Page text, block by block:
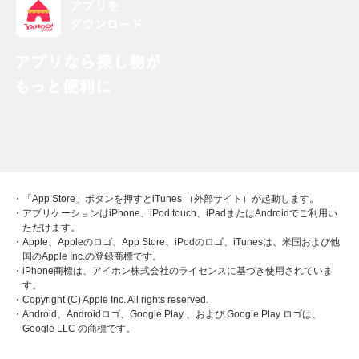
・「App Store」ボタンを押すとiTunes （外部サイト）が起動します。
・アプリケーションはiPhone、iPod touch、iPadまたはAndroidでご利用い
ただけます。
・Apple、Appleのロゴ、App Store、iPodのロゴ、iTunesは、米国および他
国のApple Inc.の登録商標です。
・iPhone商標は、アイホン株式会社のライセンスに基づき使用されていま
す。
・Copyright (C) Apple Inc. All rights reserved.
・Android、Androidロゴ、Google Play 、および Google Play ロゴは、
Google LLC の商標です。